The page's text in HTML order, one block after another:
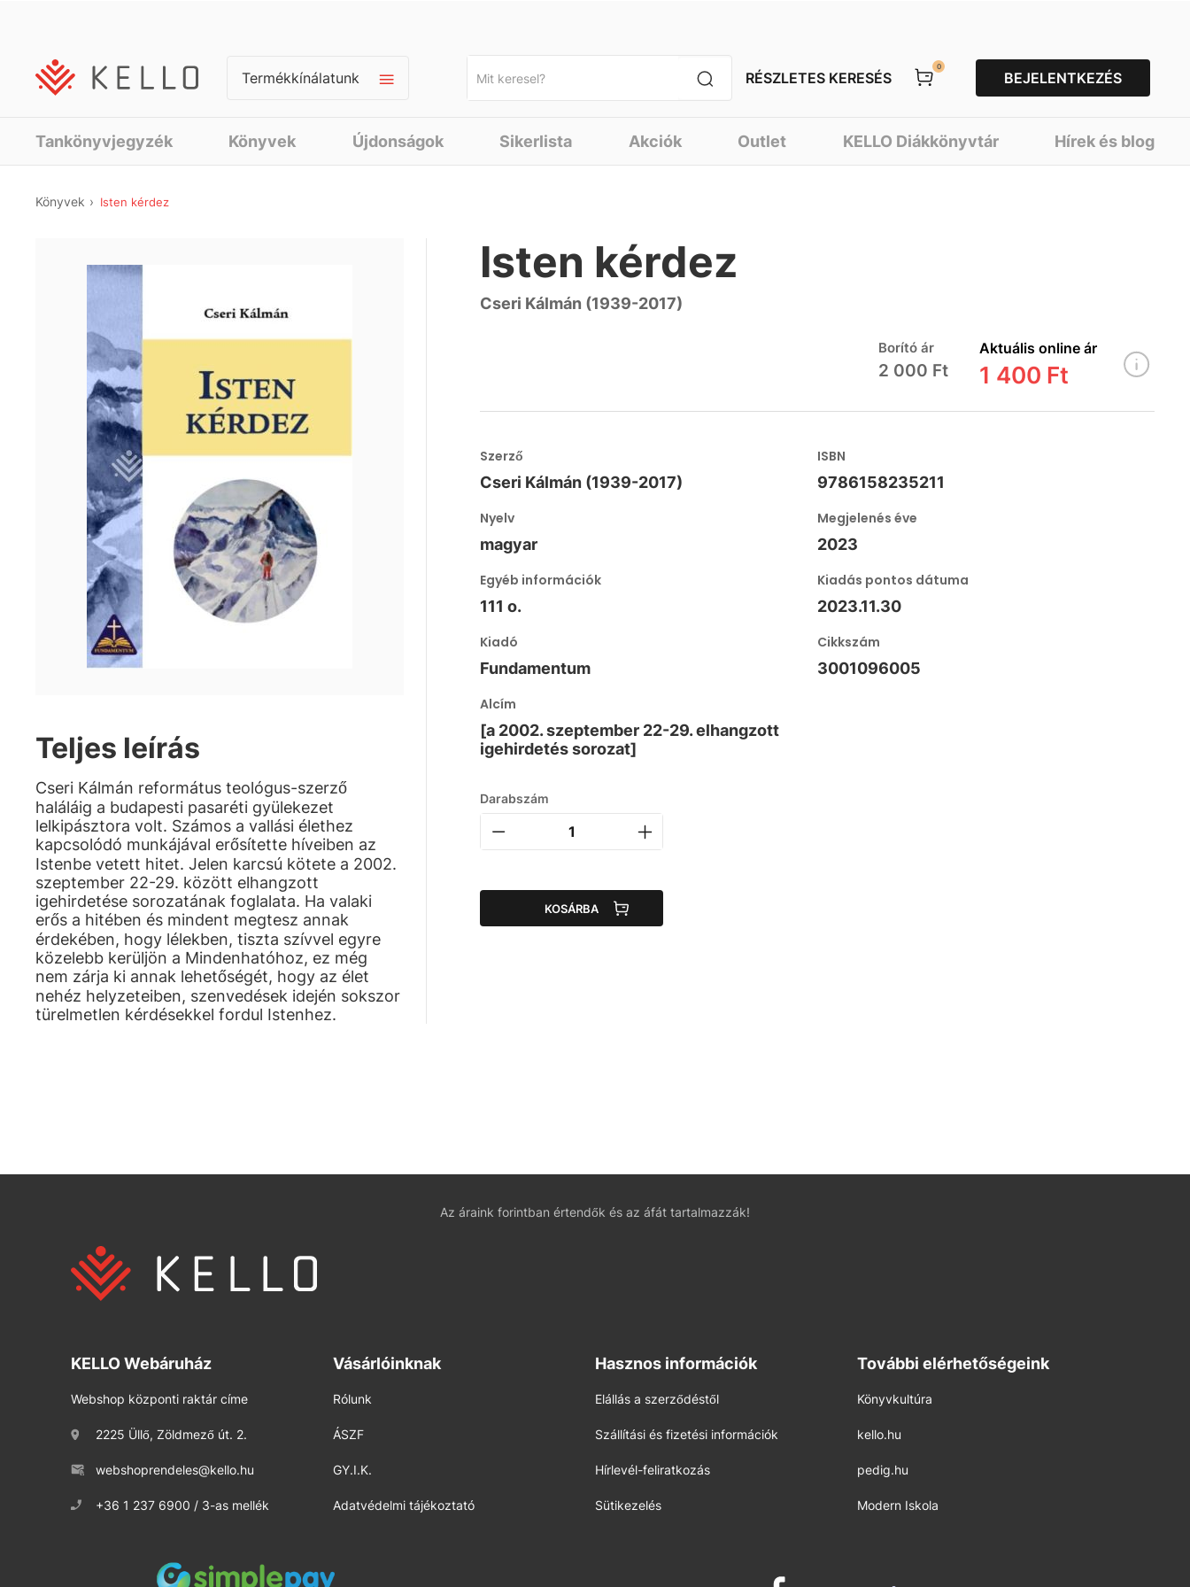
Termékkínálatunk RÉSZLETES KERESÉS
0
BEJELENTKEZÉS
Tankönyvjegyzék Könyvek Újdonságok Sikerlista Akciók Outlet KELLO Diákkönyvtár Hírek és blog
Könyvek Isten kérdez
Teljes leírás
Cseri Kálmán református teológus-szerző
haláláig a budapesti pasaréti gyülekezet
lelkipásztora volt. Számos a vallási élethez
kapcsolódó munkájával erősítette híveiben az
Istenbe vetett hitet. Jelen karcsú kötete a 2002.
szeptember 22-29. között elhangzott
igehirdetése sorozatának foglalata. Ha valaki
erős a hitében és mindent megtesz annak
érdekében, hogy lélekben, tiszta szívvel egyre
közelebb kerüljön a Mindenhatóhoz, ez még
nem zárja ki annak lehetőségét, hogy az élet
nehéz helyzeteiben, szenvedések idején sokszor
türelmetlen kérdésekkel fordul Istenhez.
Isten kérdez
Cseri Kálmán (1939-2017)
Borító ár
2 000 Ft
Aktuális online ár
1 400 Ft
Szerző
Cseri Kálmán (1939-2017)
ISBN
9786158235211
Nyelv
magyar
Megjelenés éve
2023
Egyéb információk
111 o.
Kiadás pontos dátuma
2023.11.30
Kiadó
Fundamentum
Cikkszám
3001096005
Alcím
[a 2002. szeptember 22-29. elhangzott
igehirdetés sorozat]
Darabszám
KOSÁRBA
Az áraink forintban értendők és az áfát tartalmazzák!
KELLO Webáruház
Webshop központi raktár címe
2225 Üllő, Zöldmező út. 2.
webshoprendeles@kello.hu
+36 1 237 6900 / 3-as mellék
Vásárlóinknak
Rólunk
ÁSZF
GY.I.K.
Adatvédelmi tájékoztató
Hasznos információk
Elállás a szerződéstől
Szállítási és fizetési információk
Hírlevél-feliratkozás
Sütikezelés
További elérhetőségeink
Könyvkultúra
kello.hu
pedig.hu
Modern Iskola